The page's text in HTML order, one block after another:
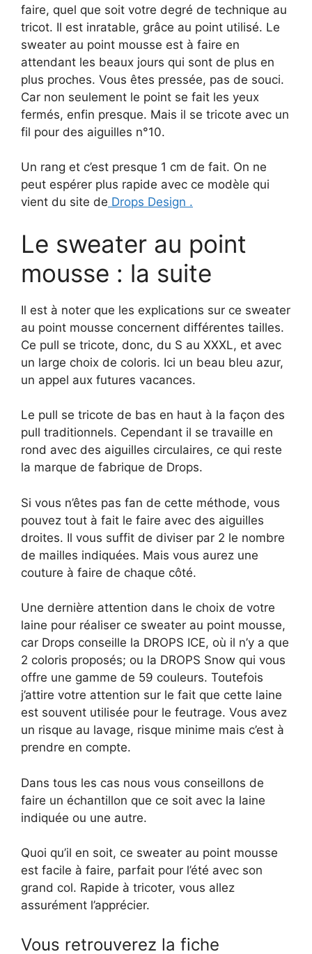
faire, quel que soit votre degré de technique au
tricot. Il est inratable, grâce au point utilisé. Le
sweater au point mousse est à faire en
attendant les beaux jours qui sont de plus en
plus proches. Vous êtes pressée, pas de souci.
Car non seulement le point se fait les yeux
fermés, enfin presque. Mais il se tricote avec un
fil pour des aiguilles n°10.
Un rang et c’est presque 1 cm de fait. On ne
peut espérer plus rapide avec ce modèle qui
vient du site de Drops Design .
Le sweater au point
mousse : la suite
Il est à noter que les explications sur ce sweater
au point mousse concernent différentes tailles.
Ce pull se tricote, donc, du S au XXXL, et avec
un large choix de coloris. Ici un beau bleu azur,
un appel aux futures vacances.
Le pull se tricote de bas en haut à la façon des
pull traditionnels. Cependant il se travaille en
rond avec des aiguilles circulaires, ce qui reste
la marque de fabrique de Drops.
Si vous n’êtes pas fan de cette méthode, vous
pouvez tout à fait le faire avec des aiguilles
droites. Il vous suffit de diviser par 2 le nombre
de mailles indiquées. Mais vous aurez une
couture à faire de chaque côté.
Une dernière attention dans le choix de votre
laine pour réaliser ce sweater au point mousse,
car Drops conseille la DROPS ICE, où il n’y a que
2 coloris proposés; ou la DROPS Snow qui vous
offre une gamme de 59 couleurs. Toutefois
j’attire votre attention sur le fait que cette laine
est souvent utilisée pour le feutrage. Vous avez
un risque au lavage, risque minime mais c’est à
prendre en compte.
Dans tous les cas nous vous conseillons de
faire un échantillon que ce soit avec la laine
indiquée ou une autre.
Quoi qu’il en soit, ce sweater au point mousse
est facile à faire, parfait pour l’été avec son
grand col. Rapide à tricoter, vous allez
assurément l’apprécier.
Vous retrouverez la fiche